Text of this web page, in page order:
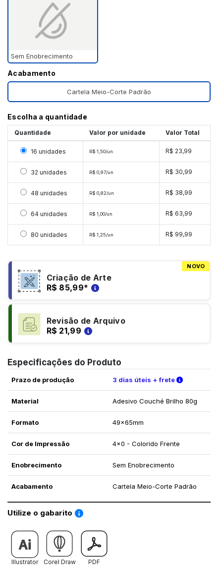
Sem Enobrecimento
Acabamento
Cartela Meio-Corte Padrão
Escolha a quantidade
Quantidade Valor por unidade Valor Total
Selecionar 16 unidades
16 unidades R$ 1,50/un R$ 23,99
Selecionar 32 unidades
32 unidades R$ 0,97/un R$ 30,99
Selecionar 48 unidades
48 unidades R$ 0,82/un R$ 38,99
Selecionar 64 unidades
64 unidades R$ 1,00/un R$ 63,99
Selecionar 80 unidades
80 unidades R$ 1,25/un R$ 99,99
NOVO
Criação de Arte
R$ 85,99*
Revisão de Arquivo
R$ 21,99
Especificações do Produto
Prazo de produção 3 dias úteis + frete Verifique
Material Adesivo Couché Brilho 80g
Formato 49x65mm
Cor de Impressão 4x0 - Colorido Frente
Enobrecimento Sem Enobrecimento
Acabamento Cartela Meio-Corte Padrão
Utilize o gabarito Saiba como utilizar os nossos gabaritos
Illustrator Corel Draw PDF